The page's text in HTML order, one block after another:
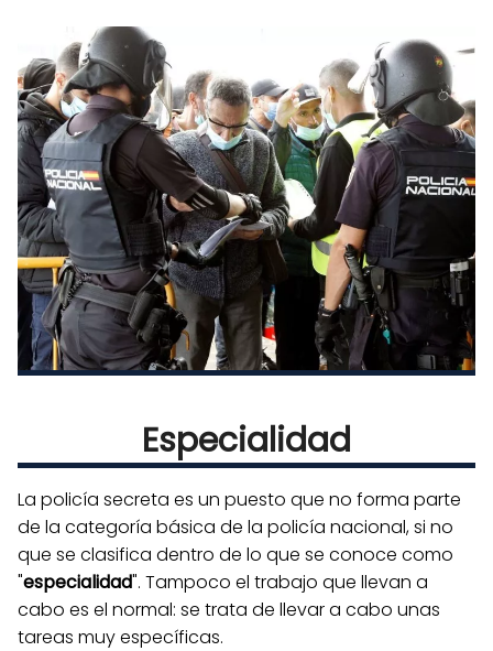
Especialidad
La policía secreta es un puesto que no forma parte
de la categoría básica de la policía nacional, si no
que se clasifica dentro de lo que se conoce como
"especialidad". Tampoco el trabajo que llevan a
cabo es el normal: se trata de llevar a cabo unas
tareas muy específicas.